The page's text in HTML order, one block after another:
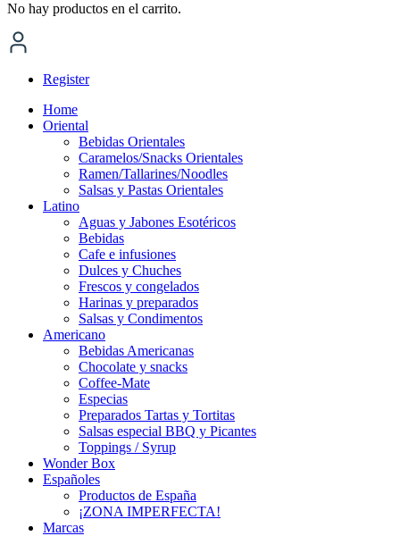
No hay productos en el carrito.
Register
Home
Oriental
Bebidas Orientales
Caramelos/Snacks Orientales
Ramen/Tallarines/Noodles
Salsas y Pastas Orientales
Latino
Aguas y Jabones Esotéricos
Bebidas
Cafe e infusiones
Dulces y Chuches
Frescos y congelados
Harinas y preparados
Salsas y Condimentos
Americano
Bebidas Americanas
Chocolate y snacks
Coffee-Mate
Especias
Preparados Tartas y Tortitas
Salsas especial BBQ y Picantes
Toppings / Syrup
Wonder Box
Españoles
Productos de España
¡ZONA IMPERFECTA!
Marcas